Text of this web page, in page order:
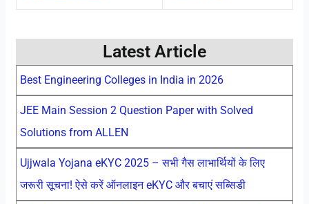
Latest Article
Best Engineering Colleges in India in 2026
JEE Main Session 2 Question Paper with Solved
Solutions from ALLEN
Ujjwala Yojana eKYC 2025 – सभी गैस लाभार्थियों के लिए
जरूरी सूचना! ऐसे करें ऑनलाइन eKYC और बचाएं सब्सिडी